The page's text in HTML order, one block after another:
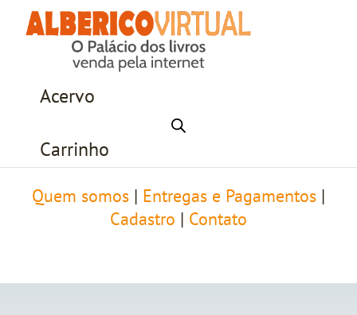
Acervo
Carrinho
Quem somos Entregas e Pagamentos
Cadastro
Contato